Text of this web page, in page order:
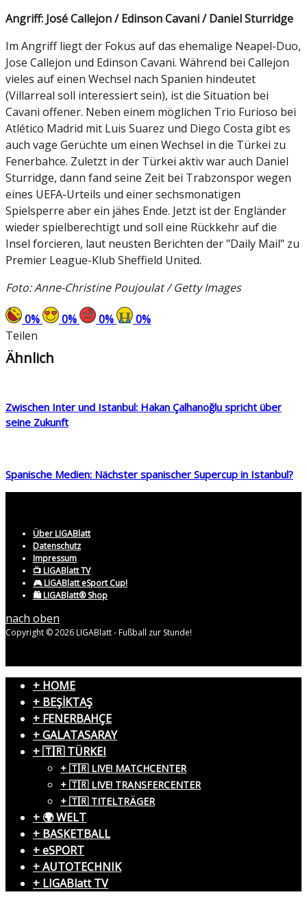
Angriff: José Callejon / Edinson Cavani / Daniel Sturridge
Im Angriff liegt der Fokus auf das ehemalige Neapel-Duo,
Jose Callejon und Edinson Cavani. Während bei Callejon
vieles auf einen Wechsel nach Spanien hindeutet
(Villarreal soll interessiert sein), ist die Situation bei
Cavani offener. Neben einem möglichen Trio Furioso bei
Atlético Madrid mit Luis Suarez und Diego Costa gibt es
auch vage Gerüchte um einen Wechsel in die Türkei zu
Fenerbahce. Zuletzt in der Türkei aktiv war auch Daniel
Sturridge, dann fand seine Zeit bei Trabzonspor wegen
eines UEFA-Urteils und einer sechsmonatigen
Spielsperre aber ein jähes Ende. Jetzt ist der Engländer
wieder spielberechtigt und soll eine Rückkehr auf die
Insel forcieren, laut neusten Berichten der "Daily Mail" zu
Premier League-Klub Sheffield United.
Foto: Anne-Christine Poujoulat / Getty Images
0% 0% 0% 0%
Teilen
Ähnlich
Zwischen Inter und Istanbul: Hakan Çalhanoğlu spricht über
seine Zukunft
Spanische Medien: Nächster spanischer Supercup in Istanbul?
Über LIGABlatt
Datenschutz
Impressum
📺 LIGABlatt TV
🎮 LIGABlatt eSport Cup!
🛍️ LIGABlatt® Shop
nach oben
Copyright © 2026 LIGABlatt - Fußball zur Stunde!
+ HOME
+ BEŞİKTAŞ
+ FENERBAHÇE
+ GALATASARAY
+ 🇹🇷 TÜRKEI
+ 🇹🇷 LIVE! MATCHCENTER
+ 🇹🇷 LIVE! TRANSFERCENTER
+ 🇹🇷 TITELTRÄGER
+ 🌍 WELT
+ BASKETBALL
+ eSPORT
+ AUTOTECHNIK
+ LIGABlatt TV